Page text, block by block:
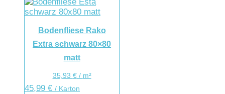
Bodenfliese Rako
Extra schwarz 80×80
matt
35,93 €/ m²
45,99 € / Karton